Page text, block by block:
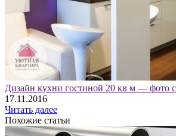
Дизайн кухни гостиной 20 кв м — фото
17.11.2016
Читать далее
Похожие статьи